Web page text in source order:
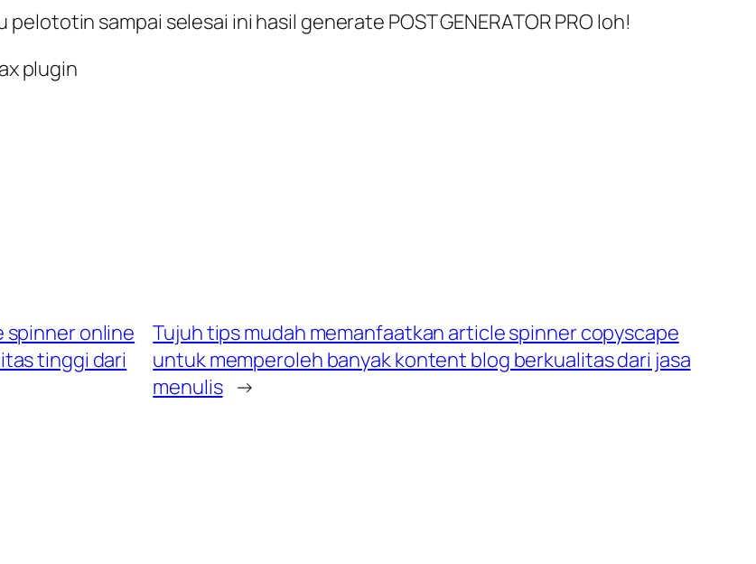
sampai selesai ini hasil generate POST GENERATOR PRO loh!
spinner online
tinggi dari
Tujuh tips mudah memanfaatkan article spinner copyscape
untuk memperoleh banyak kontent blog berkualitas dari jasa
menulis →